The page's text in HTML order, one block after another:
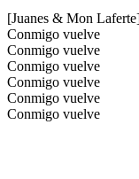
[Juanes & Mon
Conmigo vuelve
Conmigo vuelve
Conmigo vuelve
Conmigo vuelve
Conmigo vuelve
Conmigo vuelve